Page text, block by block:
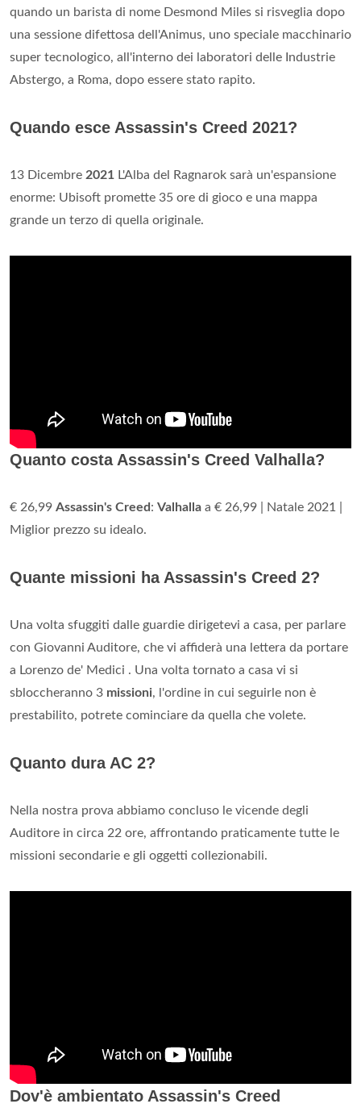
quando un barista di nome Desmond Miles si risveglia dopo
una sessione difettosa dell'Animus, uno speciale macchinario
super tecnologico, all'interno dei laboratori delle Industrie
Abstergo, a Roma, dopo essere stato rapito.
Quando esce Assassin's Creed 2021?
13 Dicembre 2021 L'Alba del Ragnarok sarà un'espansione
enorme: Ubisoft promette 35 ore di gioco e una mappa
grande un terzo di quella originale.
Quanto costa Assassin's Creed Valhalla?
€ 26,99 Assassin's Creed: Valhalla a € 26,99 | Natale 2021 |
Miglior prezzo su idealo.
Quante missioni ha Assassin's Creed 2?
Una volta sfuggiti dalle guardie dirigetevi a casa, per parlare
con Giovanni Auditore, che vi affiderà una lettera da portare
a Lorenzo de' Medici . Una volta tornato a casa vi si
sbloccheranno 3 missioni, l'ordine in cui seguirle non è
prestabilito, potrete cominciare da quella che volete.
Quanto dura AC 2?
Nella nostra prova abbiamo concluso le vicende degli
Auditore in circa 22 ore, affrontando praticamente tutte le
missioni secondarie e gli oggetti collezionabili.
Dov'è ambientato Assassin's Creed